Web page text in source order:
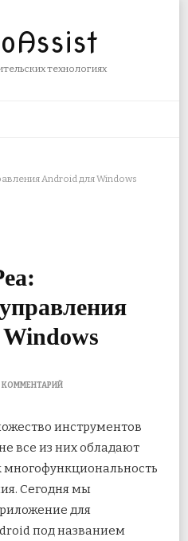
технологиях
Android для Windows
КОММЕНТАРИЙК
SNAPPEA:
УПРАВЛЕНИЯ
ANDROID
WINDOWS
инструментов
все из них обладают
Сегодня мы
для
под названием